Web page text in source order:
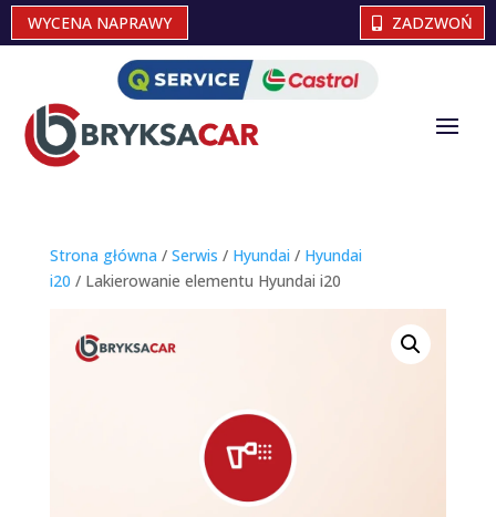
WYCENA NAPRAWY ZADZWOŃ
Strona główna / Serwis / Hyundai / Hyundai
i20 / Lakierowanie elementu Hyundai i20